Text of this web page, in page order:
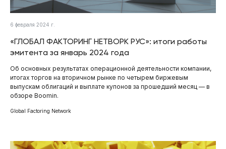
6 февраля 2024 г.
«ГЛОБАЛ ФАКТОРИНГ НЕТВОРК РУС»: итоги работы
эмитента за январь 2024 года
Об основных результатах операционной деятельности компании,
итогах торгов на вторичном рынке по четырем биржевым
выпускам облигаций и выплате купонов за прошедший месяц — в
обзоре Boomin.
Global Factoring Network